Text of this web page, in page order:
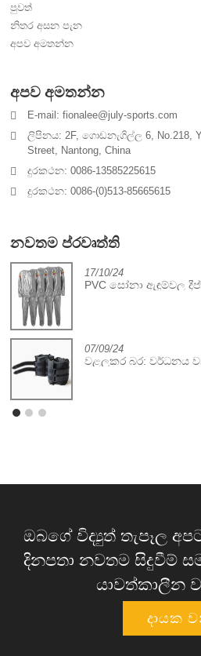
පුවත්
නිතර අසන පැන
අපව අමතන්න
අපව අමතන්න
E-mail: fionalee@july-sports.com
ලිපිනය: 2F, ගොඩනැගිල්ල 6, No.218,
Street, Nantong, China
දුරකථන: 0086-13585225615
දුරකථන: 0086-(0)513-85665615
නවතම ප්රවෘත්ති
17/10/24
PVC සෝනා ඇඳුම්වල
07/09/24
වළලුකර බර: වර්ධනය
ඔබගේ විද්‍යුත් තැපෑල
දිනපතා නවතම සිදුවීම්
යාවත්කාලීන
දායක